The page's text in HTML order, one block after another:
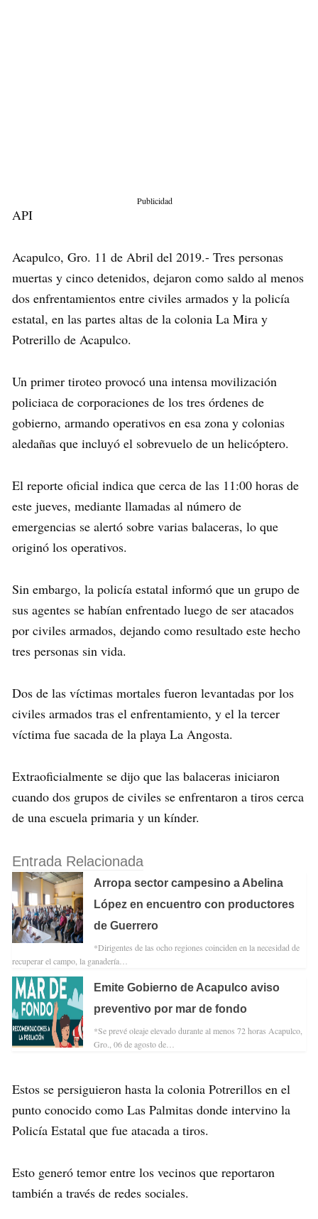
Publicidad
API
Acapulco, Gro. 11 de Abril del 2019.- Tres personas
muertas y cinco detenidos, dejaron como saldo al menos
dos enfrentamientos entre civiles armados y la policía
estatal, en las partes altas de la colonia La Mira y
Potrerillo de Acapulco.
Un primer tiroteo provocó una intensa movilización
policiaca de corporaciones de los tres órdenes de
gobierno, armando operativos en esa zona y colonias
aledañas que incluyó el sobrevuelo de un helicóptero.
El reporte oficial indica que cerca de las 11:00 horas de
este jueves, mediante llamadas al número de
emergencias se alertó sobre varias balaceras, lo que
originó los operativos.
Sin embargo, la policía estatal informó que un grupo de
sus agentes se habían enfrentado luego de ser atacados
por civiles armados, dejando como resultado este hecho
tres personas sin vida.
Dos de las víctimas mortales fueron levantadas por los
civiles armados tras el enfrentamiento, y el la tercer
víctima fue sacada de la playa La Angosta.
Extraoficialmente se dijo que las balaceras iniciaron
cuando dos grupos de civiles se enfrentaron a tiros cerca
de una escuela primaria y un kínder.
Entrada Relacionada
Arropa sector campesino a Abelina
López en encuentro con productores
de Guerrero
*Dirigentes de las ocho regiones coinciden en la necesidad de
recuperar el campo, la ganadería…
Emite Gobierno de Acapulco aviso
preventivo por mar de fondo
*Se prevé oleaje elevado durante al menos 72 horas Acapulco,
Gro., 06 de agosto de…
Estos se persiguieron hasta la colonia Potrerillos en el
punto conocido como Las Palmitas donde intervino la
Policía Estatal que fue atacada a tiros.
Esto generó temor entre los vecinos que reportaron
también a través de redes sociales.